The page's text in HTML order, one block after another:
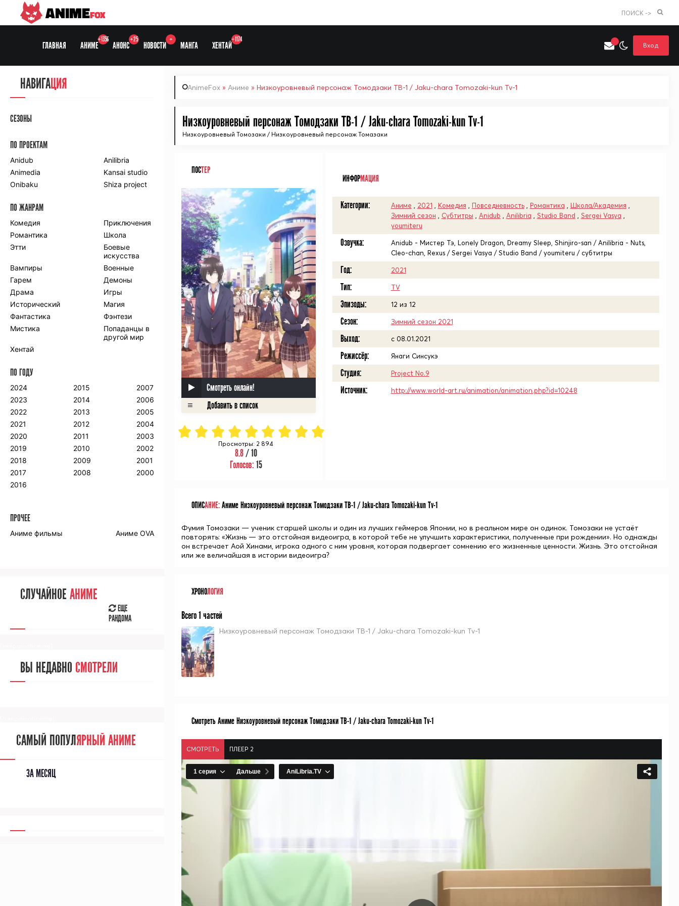
Искать только в категории
Выберите одну категорию для поиска
ANIMEFOX ПОИСК ->
ГЛАВНАЯ АНИМЕ
+1356
АНОНС
+25
НОВОСТИ
+
МАНГА ХЕНТАЙ
+1174
Вход
AnimeFox » Аниме » Низкоуровневый персонаж Томодзаки ТВ-1 / Jaku-chara Tomozaki-kun Tv-1
Низкоуровневый персонаж Томодзаки ТВ-1 / Jaku-chara Tomozaki-kun Tv-1
Низкоуровневый Томозаки / Низкоуровневый персонаж Томазаки
ПОСТЕР
Смотреть онлайн!
Просмотры: 2 894
8.8/ 10
Голосов: 15
ИНФОРМАЦИЯ
Категории: Аниме 2021 Комедия Повседневность, Романтика Школа/Академия
Зимний сезон
Субтитры Anidub Anilibria Studio Band Sergei Vasya
youmiteru
Озвучка:
Anidub - Мистер Тэ, Lonely Dragon, Dreamy Sleep, Shinjiro-san / Anilibria - Nuts,
Cleo-chan, Rexus / Sergei Vasya / Studio Band / youmiteru / субтитры
Год: 2021
Тип: TV
Эпизоды: 12 из 12
Сезон: Зимний сезон 2021
Выход: c 08.01.2021
Режиссёр: Янаги Синсукэ
Студия: Project No.9
Источник: http://www.world-art.ru/animation/animation.php?id=10248
ОПИСАНИЕ:Аниме Низкоуровневый персонаж Томодзаки ТВ-1 / Jaku-chara Tomozaki-kun Tv-1
Фумия Томозаки — ученик старшей школы и один из лучших геймеров Японии, но в реальном мире он одинок. Томозаки не устаёт
повторять: «Жизнь — это отстойная видеоигра, в которой тебе не улучшить характеристики, полученные при рождении». Но однажды
он встречает Аой Хинами, игрока одного с ним уровня, которая подвергает сомнению его жизненные ценности. Жизнь. Это отстойная
или же величайшая в истории видеоигра?
ХРОНОЛОГИЯ
Всего 1 частей
Низкоуровневый персонаж Томодзаки ТВ-1 / Jaku-chara Tomozaki-kun Tv-1
Смотреть Аниме Низкоуровневый персонаж Томодзаки ТВ-1 / Jaku-chara Tomozaki-kun Tv-1
СМОТРЕТЬ ПЛЕЕР 2
НАВИГАЦИЯ
СЕЗОНЫ
ПО ПРОЕКТАМ
Anidub
Anilibria
Animedia
Kansai studio
Onibaku
Shiza project
ПО ЖАНРАМ
Комедия
Приключения
Романтика
Школа
Этти
Боевые
искусства
Вампиры
Военные
Гарем
Демоны
Драма
Игры
Исторический
Магия
Фантастика
Фэнтези
Мистика
Попаданцы в
другой мир
Хентай
ПО ГОДУ
2024
2023
2022
2021
2020
2019
2018
2017
2016
2015
2014
2013
2012
2011
2010
2009
2008
2007
2006
2005
2004
2003
2002
2001
2000
ПРОЧЕЕ
Аниме фильмы Аниме OVA
СЛУЧАЙНОЕ АНИМЕ
ЕЩЕ
РАНДОМА
ВЫ НЕДАВНО СМОТРЕЛИ
САМЫЙ ПОПУЛЯРНЫЙ АНИМЕ
ЗА МЕСЯЦ